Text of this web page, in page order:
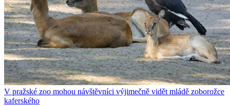
V pražské zoo mohou návštěvníci výjimečně vidět mládě zoborožce
kaferského